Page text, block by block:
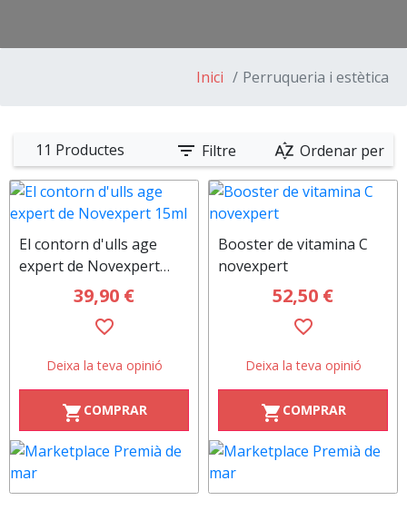
Inici Perruqueria i estètica
11 Productes filter_list Filtre sort_by_alpha Ordenar per
El contorn d'ulls age
expert de Novexpert
39,90 €
favorite_border
Deixa la teva opinió
shopping_cart COMPRAR
Booster de vitamina C
novexpert
52,50 €
favorite_border
Deixa la teva opinió
shopping_cart COMPRAR